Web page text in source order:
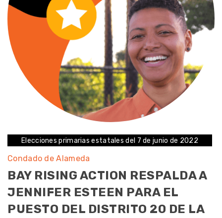
Elecciones primarias estatales del 7 de junio de 2022
Condado de Alameda
BAY RISING ACTION RESPALDA A
JENNIFER ESTEEN PARA EL
PUESTO DEL DISTRITO 20 DE LA